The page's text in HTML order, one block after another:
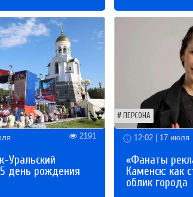
2191
Уральский
день рождения
ПЕРСОНА
12:02 | 17 июля
«Фанаты
Каменск: как
облик города